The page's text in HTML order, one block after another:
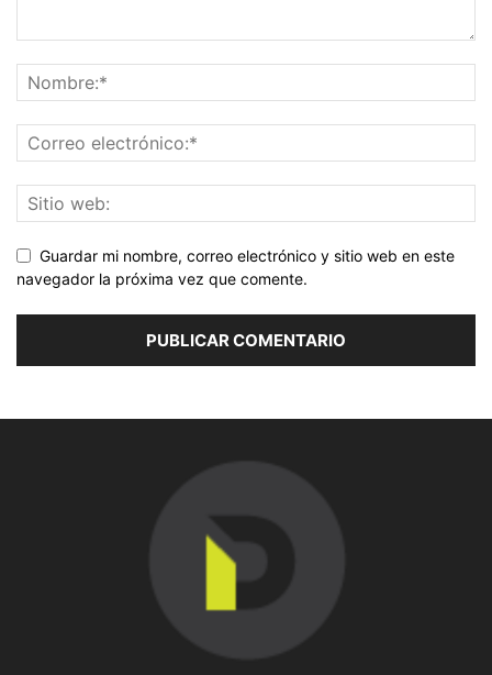
Guardar mi nombre, correo electrónico y sitio web en este
navegador la próxima vez que comente.